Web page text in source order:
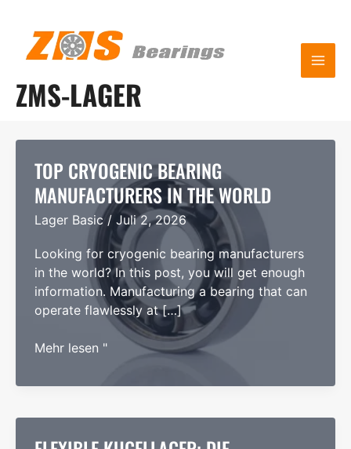
springen
ZMS-LAGER
TOP CRYOGENIC BEARING
MANUFACTURERS IN THE WORLD
Lager Basic / Juli 2, 2026
Looking for cryogenic bearing manufacturers
in the world? In this post, you will get enough
information. Manufacturing a bearing that can
operate flawlessly at […]
Top
Bearing
the
world
Mehr lesen "